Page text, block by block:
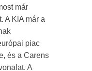
már
A KIA már a
piac
és a Carens
A